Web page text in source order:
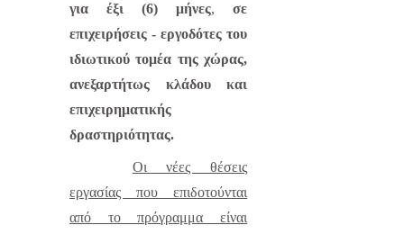
για έξι (6) μήνες,σε
επιχειρήσεις - εργοδότες του
ιδιωτικού τομέα της χώρας,
ανεξαρτήτως κλάδου και
επιχειρηματικής
δραστηριότητας.
Οι νέες θέσεις
εργασίας που επιδοτούνται
από το πρόγραμμα είναι